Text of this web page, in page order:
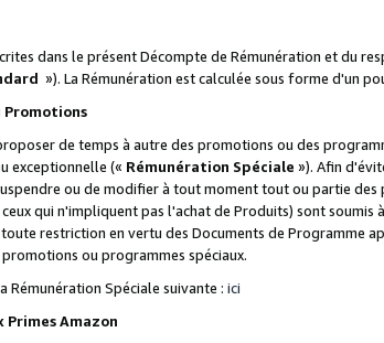
dans le présent Décompte de Rémunération et du
»). La Rémunération est calculée sous forme d'un
Promotions
de temps à autre des promotions ou des
exceptionnelle (« Rémunération Spéciale »). Afin
ou de modifier à tout moment tout ou partie
qui n'impliquent pas l'achat de Produits) sont
restriction en vertu des Documents de Programme
ou programmes spéciaux.
Spéciale suivante : ici
Primes Amazon